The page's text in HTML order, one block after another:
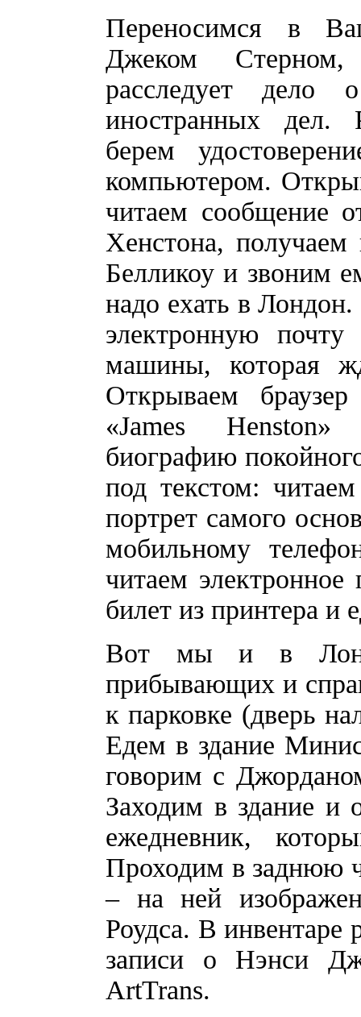
Переносимся в
Джеком Стерном,
расследует дело
иностранных дел.
берем
компьютером.
читаем сообщение
Хенстона, получаем
Белликоу и звоним
надо ехать в
электронную
машины, которая
Открываем
«James
биографию
под текстом:
портрет самого
мобильному
читаем
билет из принтера и
Вот мы и в
прибывающих и
к парковке (дверь
Едем в здание
говорим с
Заходим в здание и
ежедневник,
Проходим в заднюю
– на ней
Роудса. В инвентаре
записи о Нэнси
ArtTrans.